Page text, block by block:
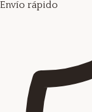
Envío rápido